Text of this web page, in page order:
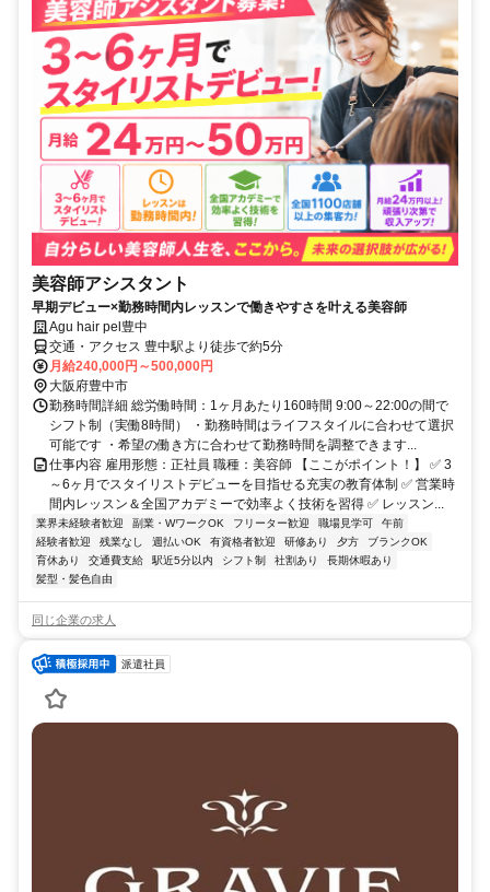
美容師アシスタント
早期デビュー×勤務時間内レッスンで働きやすさを叶える美容師
Agu hair pel豊中
交通・アクセス 豊中駅より徒歩で約5分
月給240,000円～500,000円
大阪府豊中市
勤務時間詳細 総労働時間：1ヶ月あたり160時間 9:00～22:00の間で
シフト制（実働8時間） ・勤務時間はライフスタイルに合わせて選択
可能です ・希望の働き方に合わせて勤務時間を調整できます...
仕事内容 雇用形態：正社員 職種：美容師 【ここがポイント！】 ✅ 3
～6ヶ月でスタイリストデビューを目指せる充実の教育体制 ✅ 営業時
間内レッスン＆全国アカデミーで効率よく技術を習得 ✅ レッスン...
業界未経験者歓迎 副業・WワークOK フリーター歓迎 職場見学可
午前
経験者歓迎
残業なし 週払いOK 有資格者歓迎 研修あり 夕方
ブランクOK
育休あり
交通費支給 駅近5分以内 シフト制 社割あり
長期休暇あり
髪型・髪色自由
同じ企業の求人
派遣社員